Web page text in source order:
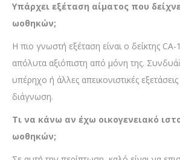
Υπάρχει εξέταση αίματος που
ωοθηκών;
Η πιο γνωστή εξέταση είναι ο δείκτης
απόλυτα αξιόπιστη από μόνη της.
υπέρηχο ή άλλες απεικονιστικές
διάγνωση.
Τι να κάνω αν έχω οικογενειακό
ωοθηκών;